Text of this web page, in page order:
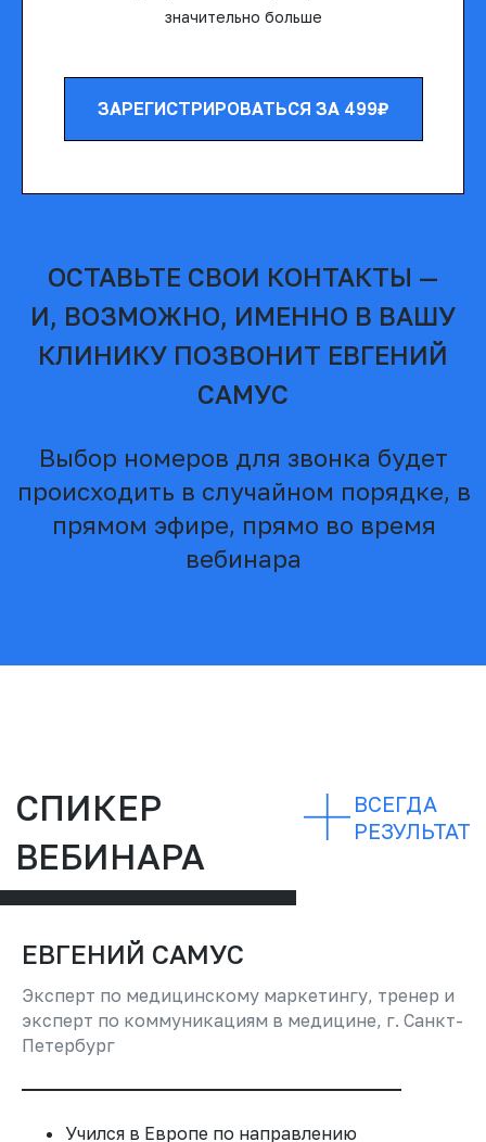
значительно больше
ЗАРЕГИСТРИРОВАТЬСЯ ЗА 499₽
ЕВГЕНИЙ САМУС
Эксперт по медицинскому маркетингу, тренер и
эксперт по коммуникациям в медицине, г. Санкт-
Петербург
Учился в Европе по направлению
ОТВЕТ
ИМЕННО?
ИЗМЕНИТЬ ТО, КАК ВАША
КАЖДЫЙ ДЕНЬ ВАШИ
АДМИНИСТРАТОРЫ ОТВЕЧАЮТ НА